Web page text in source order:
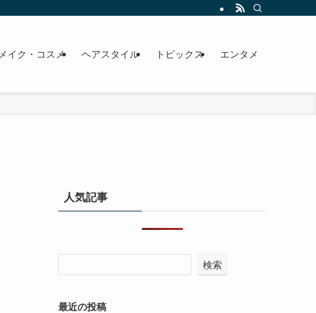
メイク・コスメ ヘアスタイル トピックス エンタメ
人気記事
検索
最近の投稿